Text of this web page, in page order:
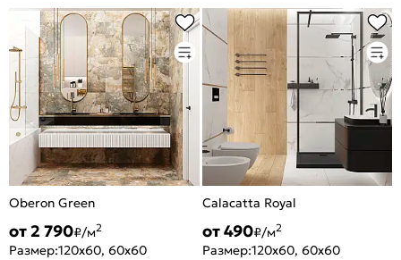
Oberon Green
от 2 790₽/м2
Размер:120x60, 60x60
Calacatta Royal
от 490₽/м2
Размер:120x60, 60x60